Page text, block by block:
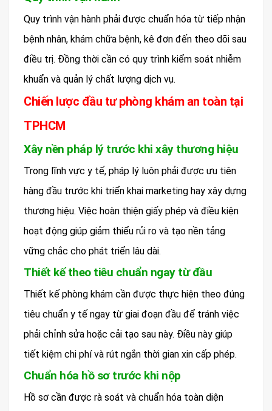
Quy trình vận hành phải được chuẩn hóa từ tiếp nhận
bệnh nhân, khám chữa bệnh, kê đơn đến theo dõi sau
điều trị. Đồng thời cần có quy trình kiểm soát nhiễm
khuẩn và quản lý chất lượng dịch vụ.
Chiến lược đầu tư phòng khám an toàn tại
TPHCM
Xây nền pháp lý trước khi xây thương hiệu
Trong lĩnh vực y tế, pháp lý luôn phải được ưu tiên
hàng đầu trước khi triển khai marketing hay xây dựng
thương hiệu. Việc hoàn thiện giấy phép và điều kiện
hoạt động giúp giảm thiểu rủi ro và tạo nền tảng
vững chắc cho phát triển lâu dài.
Thiết kế theo tiêu chuẩn ngay từ đầu
Thiết kế phòng khám cần được thực hiện theo đúng
tiêu chuẩn y tế ngay từ giai đoạn đầu để tránh việc
phải chỉnh sửa hoặc cải tạo sau này. Điều này giúp
tiết kiệm chi phí và rút ngắn thời gian xin cấp phép.
Chuẩn hóa hồ sơ trước khi nộp
Hồ sơ cần được rà soát và chuẩn hóa toàn diện